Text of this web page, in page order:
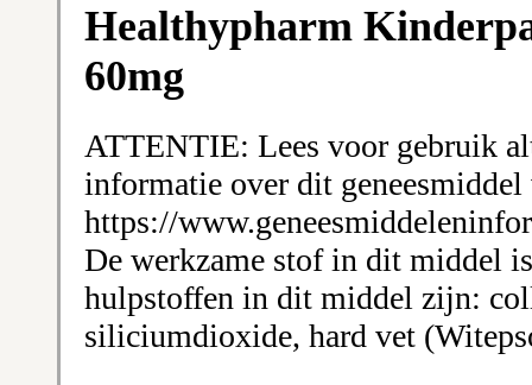
Healthypharm
60mg
ATTENTIE: Lees voor gebruik
informatie over dit
https://
De werkzame stof in dit middel
hulpstoffen in dit middel zijn:
siliciumdioxide, hard vet